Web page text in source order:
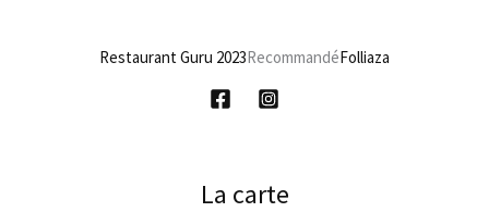
Restaurant Guru 2023RecommandéFolliaza
La carte